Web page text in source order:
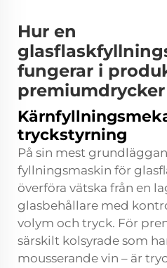
Hur en
fungerar i
premiumdrycker
tryckstyrning
På sin mest
fyllningsmaskin för
överföra vätska från en
glasbehållare med
volym och tryck. För
särskilt kolsyrade som
mousserande vin – är